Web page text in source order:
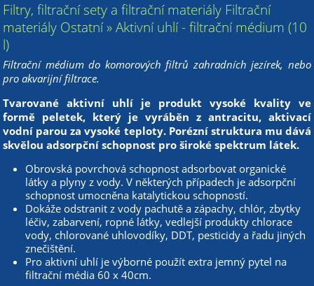
Filtry, filtrační sety a filtrační materiály Filtrační
materiály Ostatní » Aktivní uhlí - filtrační médium (10
l)
Filtrační médium do komorových filtrů zahradních jezírek, nebo
pro akvarijní filtrace.
Tvarované aktivní uhlí je produkt vysoké kvality ve
formě peletek, který je vyráběn z antracitu, aktivací
vodní parou za vysoké teploty. Porézní struktura mu dává
skvělou adsorpční schopnost pro široké spektrum látek.
Obrovská povrchová schopnost adsorbovat organické
látky a plyny z vody. V některých případech je adsorpční
schopnost umocněna katalytickou schopností.
Dokáže odstranit z vody pachutě a zápachy, chlór, zbytky
léčiv, zabarvení, ropné látky, vedlejší produkty chlorace
vody, chlorované uhlovodíky, DDT, pesticidy a řadu jiných
znečištění.
Pro aktivní uhlí je výborné použít extra jemný pytel na
filtrační média 60 x 40cm.